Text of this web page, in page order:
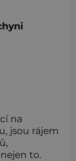
na
jsou rájem
to.